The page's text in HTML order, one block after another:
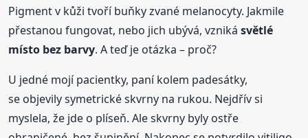
Pigment v kůži tvoří buňky zvané melanocyty. Jakmile
přestanou fungovat, nebo jich ubývá, vznikásvětlé
místo bez barvy. A teď je otázka – proč?
U jedné mojí pacientky, paní kolem padesátky,
se objevily symetrické skvrny na rukou. Nejdřív si
myslela, že jde o plíseň. Ale skvrny byly ostře